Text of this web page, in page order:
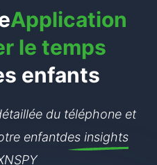
Application
le temps
enfants
du téléphone et
enfantdes insights